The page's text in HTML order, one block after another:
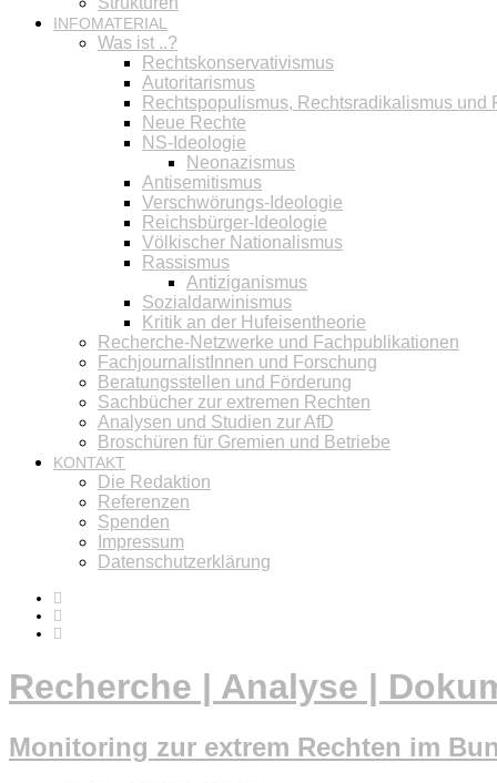
INFOMATERIAL
Was ist ..?
Rechtskonservativismus
Autoritarismus
Rechtspopulismus, Rechtsradikalismus und
Neue Rechte
NS-Ideologie
Neonazismus
Antisemitismus
Verschwörungs-Ideologie
Reichsbürger-Ideologie
Völkischer Nationalismus
Rassismus
Antiziganismus
Sozialdarwinismus
Kritik an der Hufeisentheorie
Recherche-Netzwerke und Fachpublikationen
FachjournalistInnen und Forschung
Beratungsstellen und Förderung
Sachbücher zur extremen Rechten
Analysen und Studien zur AfD
Broschüren für Gremien und Betriebe
KONTAKT
Die Redaktion
Referenzen
Spenden
Impressum
Datenschutzerklärung
Recherche | Analyse |
Monitoring zur extrem Rechten im